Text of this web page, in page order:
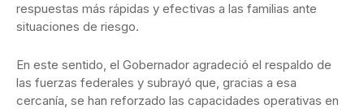
respuestas más rápidas y efectivas a las familias ante
situaciones de riesgo.
En este sentido, el Gobernador agradeció el respaldo de
las fuerzas federales y subrayó que, gracias a esa
cercanía, se han reforzado las capacidades operativas en